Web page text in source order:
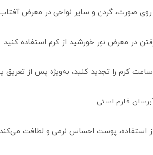
فارم استی
استفاده، پوست احساس نرمی و لطافت